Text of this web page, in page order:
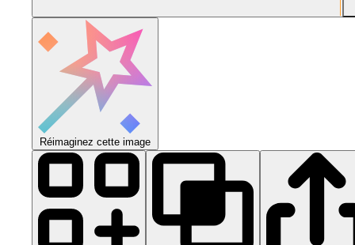
Réimaginez cette image